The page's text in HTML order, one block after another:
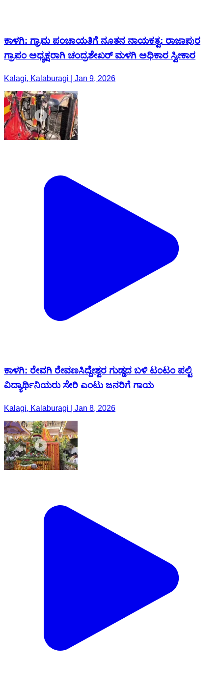
ಕಾಳಗಿ: ಗ್ರಾಮ ಪಂಚಾಯತಿಗೆ ನೂತನ ನಾಯಕತ್ವ: ರಾಜಾಪುರ
ಗ್ರಾಪಂ ಅಧ್ಯಕ್ಷರಾಗಿ ಚಂದ್ರಶೇಖರ್ ಮಳಗಿ ಅಧಿಕಾರ ಸ್ವೀಕಾರ
Kalagi, Kalaburagi | Jan 9, 2026
ಕಾಳಗಿ: ರೇವಗಿ ರೇವಣಸಿದ್ದೇಶ್ವರ ಗುಡ್ಡದ ಬಳಿ ಟಂಟಂ ಪಲ್ಟಿ
ವಿದ್ಯಾರ್ಥಿನಿಯರು ಸೇರಿ ಎಂಟು ಜನರಿಗೆ ಗಾಯ
Kalagi, Kalaburagi | Jan 8, 2026